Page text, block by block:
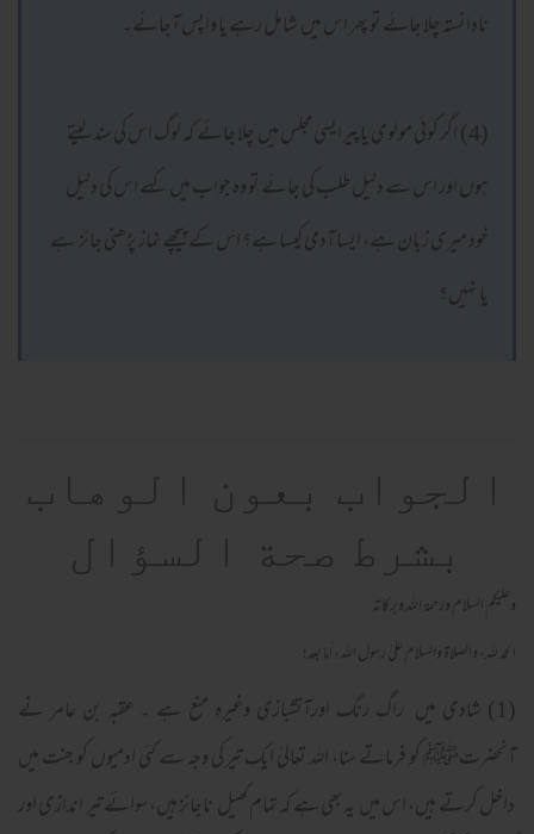
نادانستہ چلا جائے تو پھر اس میں شامل رہے یا واپس آجائے۔
(4) اگر کوئی مولوی یاپیرایسی مجلس میں چلا جائے کہ لوگ اس کی سند لیتے
ہوں اور اس سے دلیل طلب کی جائے تو وہ جواب میں کہے اس کی دلیل
خود میری زبان ہے، ایسا آدمی کیسا ہے؟ اس کے پیچھے نماز پڑھنی جائز ہے
یا نہیں؟
الجواب بعون الوهاب
بشرط صحة السؤال
وعلیکم السلام ورحمة اللہ وبرکاته
الحمد لله، والصلاة والسلام علىٰ رسول الله، أما بعد!
(1) شادی میں راگ رنگ اورآتشبازی وغیرہ منع ہے ۔ عقبہ بن عامر نے
آنحضرتﷺ کو فرماتے سنا، اللہ تعالیٰ ایک تیر کی وجہ سے کئی ادمیوں کو جنت میں
داخل کرتے ہیں، اس میں یہ بھی ہے کہ تمام کھیل ناجائز ہیں، سوائے تیر اندازی اور